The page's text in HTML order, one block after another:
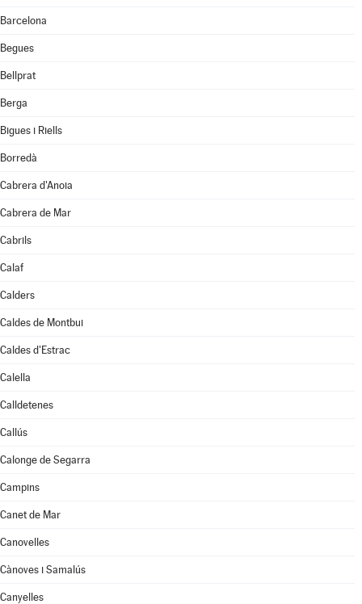
Barcelona
Begues
Bellprat
Berga
Bigues i Riells
Borredà
Cabrera d'Anoia
Cabrera de Mar
Cabrils
Calaf
Calders
Caldes de Montbui
Caldes d'Estrac
Calella
Calldetenes
Callús
Calonge de Segarra
Campins
Canet de Mar
Canovelles
Cànoves i Samalús
Canyelles